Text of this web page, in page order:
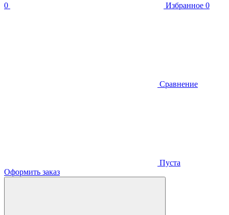
0 Избранное 0
Сравнение
Пуста
Оформить заказ